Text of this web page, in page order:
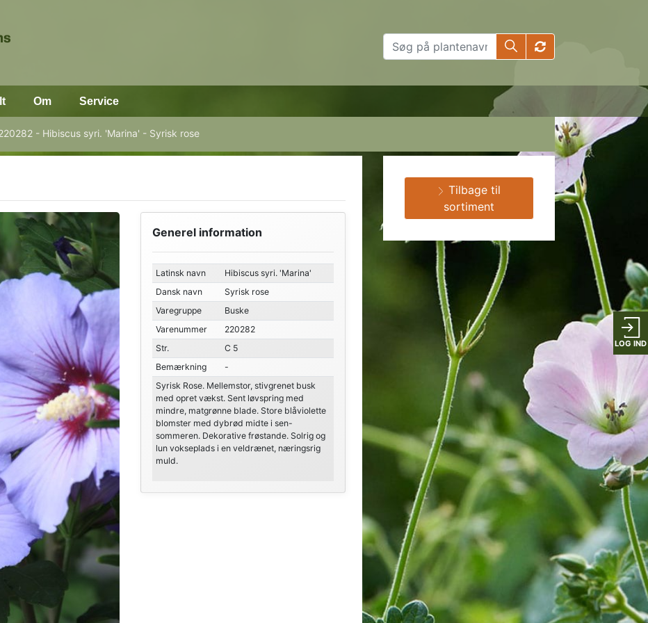
LOG IND
Om Service
- Hibiscus syri. 'Marina' - Syrisk rose
Generel information
Latinsk navn
Hibiscus syri. 'Marina'
Dansk navn
Syrisk rose
Varegruppe
Buske
Varenummer
220282
Str.
C 5
Bemærkning
-
Syrisk Rose. Mellemstor, stivgrenet busk
med opret vækst. Sent løvspring med
mindre, matgrønne blade. Store blåviolette
blomster med dybrød midte i sen-
sommeren. Dekorative frøstande. Solrig og
lun vokseplads i en veldrænet, næringsrig
muld.
Tilbage til
sortiment